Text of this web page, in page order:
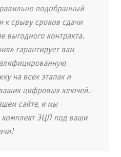
подобранный
к срыву сроков сдачи
выгодного контракта.
гарантирует вам
на всех этапах и
цифровых ключей.
сайте, и мы
ЭЦП под ваши